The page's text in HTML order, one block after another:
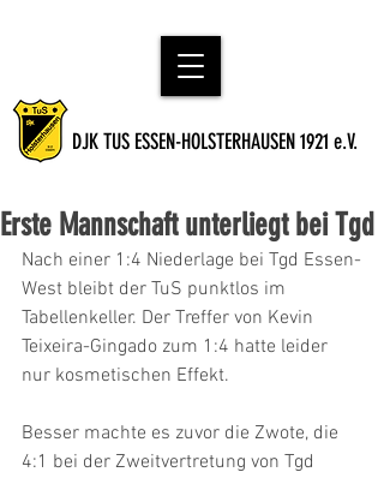
DJK TUS ESSEN-HOLSTERHAUSEN 1921 e.V.
Erste Mannschaft unterliegt bei Tgd
Nach einer 1:4 Niederlage bei Tgd Essen-
West bleibt der TuS punktlos im
Tabellenkeller. Der Treffer von Kevin
Teixeira-Gingado zum 1:4 hatte leider
nur kosmetischen Effekt.
Besser machte es zuvor die Zwote, die
4:1 bei der Zweitvertretung von Tgd